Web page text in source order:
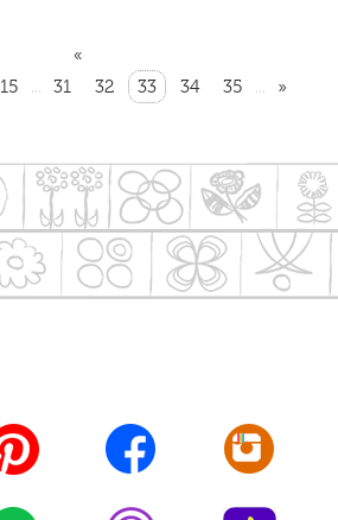
«
15 ... 31 32 33 34 35 ... »